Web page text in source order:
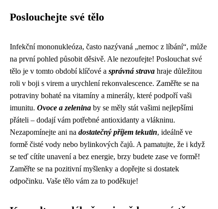
Poslouchejte své tělo
Infekční mononukleóza, často nazývaná „nemoc z líbání“, může
na první pohled působit děsivě. Ale nezoufejte! Poslouchat své
tělo je v tomto období klíčové a správná strava hraje důležitou
roli v boji s virem a urychlení rekonvalescence. Zaměřte se na
potraviny bohaté na vitamíny a minerály, které podpoří vaši
imunitu. Ovoce a zelenina by se měly stát vašimi nejlepšími
přáteli – dodají vám potřebné antioxidanty a vlákninu.
Nezapomínejte ani na dostatečný příjem tekutin, ideálně ve
formě čisté vody nebo bylinkových čajů. A pamatujte, že i když
se teď cítíte unavení a bez energie, brzy budete zase ve formě!
Zaměřte se na pozitivní myšlenky a dopřejte si dostatek
odpočinku. Vaše tělo vám za to poděkuje!